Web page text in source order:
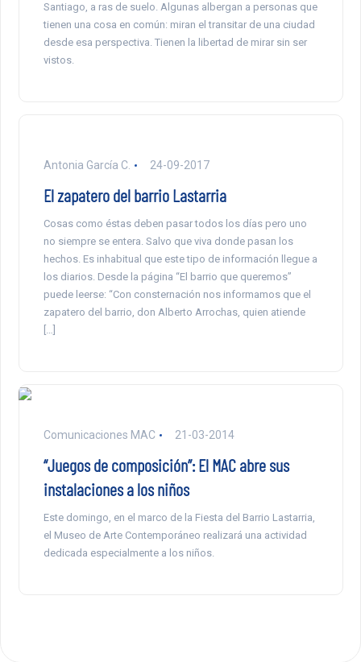
Santiago, a ras de suelo. Algunas albergan a personas que
tienen una cosa en común: miran el transitar de una ciudad
desde esa perspectiva. Tienen la libertad de mirar sin ser
vistos.
Antonia García C. 24-09-2017
El zapatero del barrio Lastarria
Cosas como éstas deben pasar todos los días pero uno
no siempre se entera. Salvo que viva donde pasan los
hechos. Es inhabitual que este tipo de información llegue a
los diarios. Desde la página “El barrio que queremos”
puede leerse: “Con consternación nos informamos que el
zapatero del barrio, don Alberto Arrochas, quien atiende
[…]
Comunicaciones MAC 21-03-2014
“Juegos de composición”: El MAC abre sus
instalaciones a los niños
Este domingo, en el marco de la Fiesta del Barrio Lastarria,
el Museo de Arte Contemporáneo realizará una actividad
dedicada especialmente a los niños.